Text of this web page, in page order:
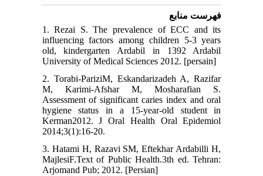
فهرست منابع
1. Rezai S. The prevalence of ECC and its
influencing factors among children 5-3 years
old, kindergarten Ardabil in 1392 Ardabil
University of Medical Sciences 2012. [persain]
2. Torabi-PariziM, Eskandarizadeh A, Razifar
M, Karimi-Afshar M, Mosharafian S.
Assessment of significant caries index and oral
hygiene status in a 15-year-old student in
Kerman2012. J Oral Health Oral Epidemiol
2014;3(1):16-20.
3. Hatami H, Razavi SM, Eftekhar Ardabilli H,
MajlesiF.Text of Public Health.3th ed. Tehran:
Arjomand Pub; 2012. [Persian]